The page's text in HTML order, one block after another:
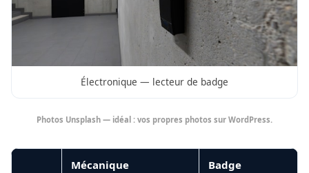
Électronique — lecteur de badge
Photos Unsplash — idéal : vos propres photos sur WordPress.
Mécanique
Badge